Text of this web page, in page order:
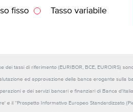
fisso Tasso variabile
dei tassi di riferimento (EURIBOR, BCE, EUROIRS)
ed approvazione della banca erogante sulla
e dei servizi bancari e finanziari di Banca
e il “Prospetto Informativo Europeo Standardizzato